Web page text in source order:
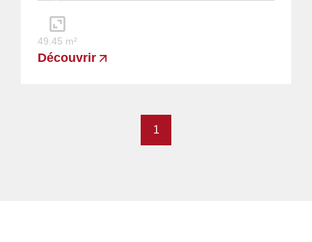
49.45 m²
Découvrir
1